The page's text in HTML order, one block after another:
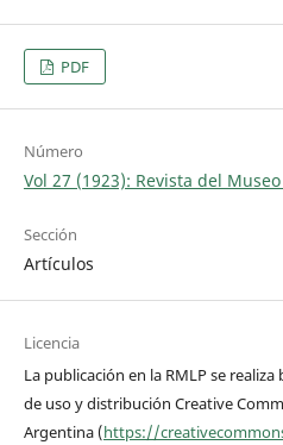
PDF
Número
Vol 27 (1923): Revista del
Sección
Artículos
Licencia
La publicación en la RMLP se
de uso y distribución Creative
Argentina (https://